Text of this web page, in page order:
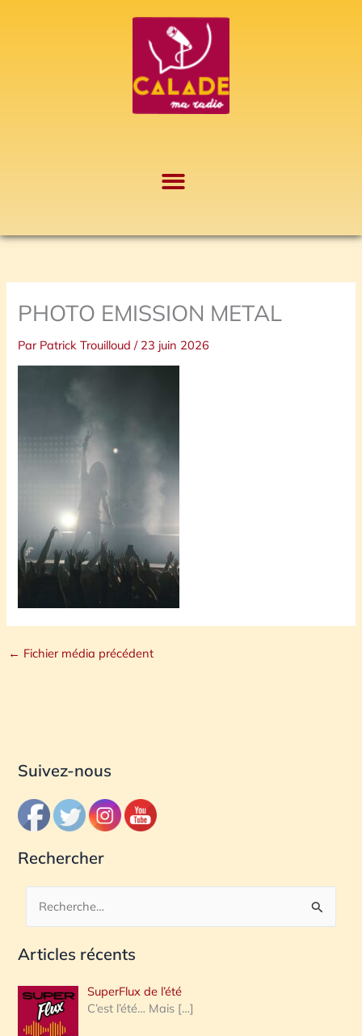
PHOTO EMISSION METAL
Par Patrick Trouilloud/ 23 juin 2026
← Fichier média précédent
Suivez-nous
Rechercher
c
e
r
Articles récents
SuperFlux de l’été
C’est l’été… Mais […]